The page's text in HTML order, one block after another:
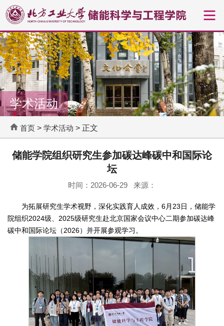
学术活动
首页 > 学术活动 > 正文
储能学院组织研究生参加碳达峰碳中和国际论
坛
时间：2026-06-29 来源：
为拓展研究生学术视野，深化实践育人成效，6月23日，储能学
院组织2024级、2025级研究生赴北京国家会议中心二期参加碳达峰
碳中和国际论坛（2026）并开展参观学习。